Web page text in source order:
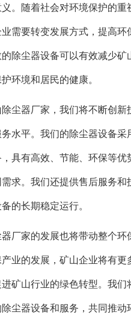
。随着社会对环境保护的重
需要转变发展方式，提高环
除尘器设备可以有效减少矿
环境和居民的健康。
尘器厂家，我们将不断创新
水平。我们的除尘器设备采
具有高效、节能、环保等优
求。我们还提供售后服务和
的长期稳定运行。
厂家的发展也将带动整个环
业的发展，矿山企业将有更
矿山行业的绿色转型。我们
尘器设备和服务，共同推动